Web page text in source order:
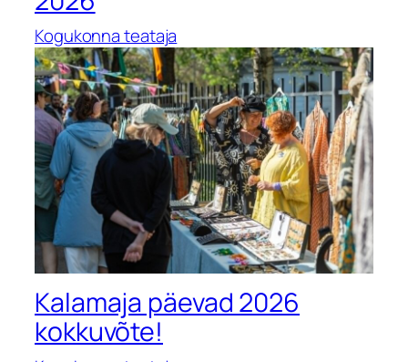
Kogukonna teataja
Kalamaja päevad 2026
kokkuvõte!